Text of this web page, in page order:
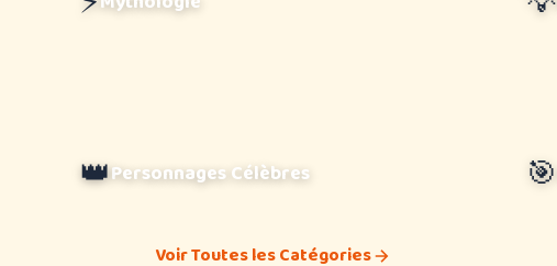
👑Personnages Célèbres 🎯
Voir Toutes les Catégories